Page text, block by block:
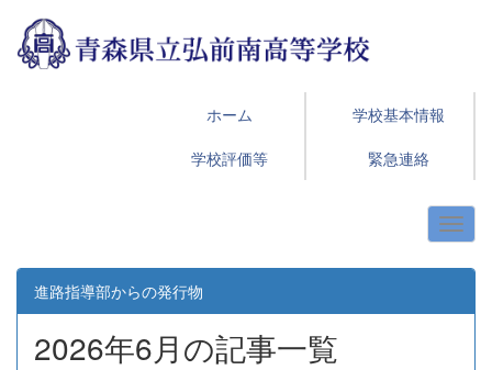
ホーム
学校基本情報
学校評価等
緊急連絡
進路指導部からの発行物
2026年6月の記事一覧